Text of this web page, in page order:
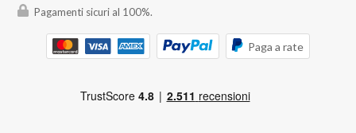
Pagamenti sicuri al 100%.
Paga a rate